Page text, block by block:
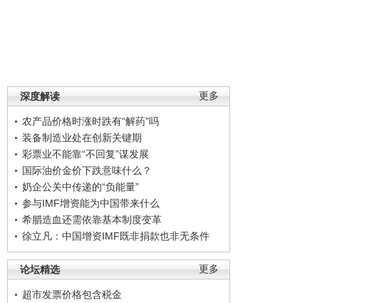
更多
深度解读
农产品价格时涨时跌有“解药”吗
装备制造业处在创新关键期
彩票业不能靠“不回复”谋发展
国际油价金价下跌意味什么？
奶企公关中传递的“负能量”
参与IMF增资能为中国带来什么
希腊造血还需依靠基本制度变革
徐立凡：中国增资IMF既非捐款也非无条件
更多
论坛精选
超市发票价格包含税金